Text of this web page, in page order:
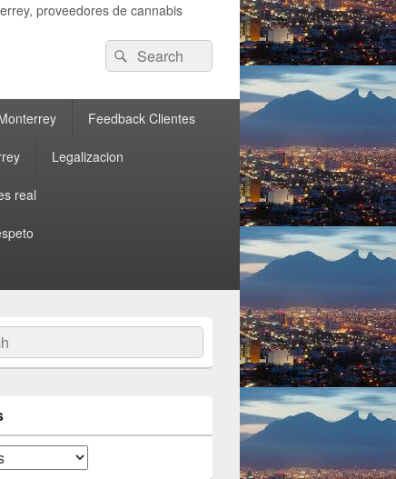
proveedores de cannabis
Search
for:
Search
Feedback Clientes
Legalizacion
real